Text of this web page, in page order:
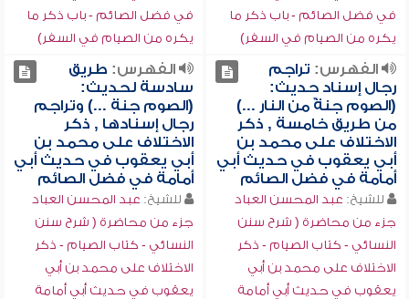
في فضل الصائم - باب ذكر ما
يكره من الصيام في السفر)
في فضل الصائم - باب ذكر ما
يكره من الصيام في السفر)
الفهرس: تراجم
رجال إسناد حديث:
(الصوم جنةٌ من النار ...)
من طريق خامسة , ذكر
الاختلاف على محمد بن
أبي يعقوب في حديث أبي
أمامة في فضل الصائم
للشيخ: عبد المحسن العباد
جزء من محاضرة ( شرح سنن
النسائي - كتاب الصيام - ذكر
الاختلاف على محمد بن أبي
يعقوب في حديث أبي أمامة
الفهرس: طريق
سادسة لحديث:
(الصوم جنة ...) وتراجم
رجال إسنادها , ذكر
الاختلاف على محمد بن
أبي يعقوب في حديث أبي
أمامة في فضل الصائم
للشيخ: عبد المحسن العباد
جزء من محاضرة ( شرح سنن
النسائي - كتاب الصيام - ذكر
الاختلاف على محمد بن أبي
يعقوب في حديث أبي أمامة